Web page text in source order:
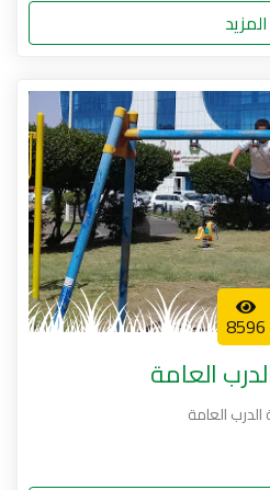
المزيد
8596
العامة
العامة